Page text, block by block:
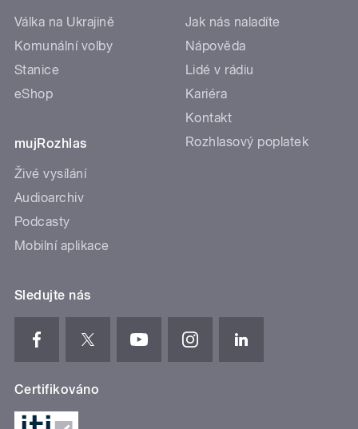
Válka na Ukrajině
Komunální volby
Stanice
eShop
mujRozhlas
Živé vysílání
Audioarchiv
Podcasty
Mobilní aplikace
Jak nás naladíte
Nápověda
Lidé v rádiu
Kariéra
Kontakt
Rozhlasový poplatek
Sledujte nás
Certifikováno